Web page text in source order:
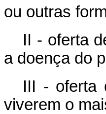
ou outras
II - oferta
a doença do
III - oferta
viverem o